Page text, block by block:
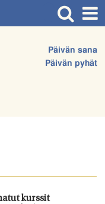
Päivän sana
Päivän pyhät
kurssit